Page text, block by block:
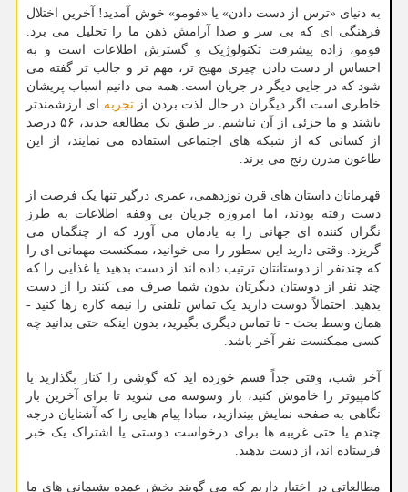
به دنیای «ترس از دست دادن» یا «فومو» خوش آمدید! آخرین اختلال
فرهنگی ای که بی سر و صدا آرامش ذهن ما را تحلیل می برد.
فومو، زاده پیشرفت تکنولوژیک و گسترش اطلاعات است و به
احساس از دست دادن چیزی مهیج تر، مهم تر و جالب تر گفته می
شود که در جایی دیگر در جریان است. همه می دانیم اسباب پریشان
خاطری است اگر دیگران در حال لذت بردن ازتجربه ای ارزشمندتر
باشند و ما جزئی از آن نباشیم. بر طبق یک مطالعه جدید، ۵۶ درصد
از کسانی که از شبکه های اجتماعی استفاده می نمایند، از این
طاعون مدرن رنج می برند.
قهرمانان داستان های قرن نوزدهمی، عمری درگیر تنها یک فرصت از
دست رفته بودند، اما امروزه جریان بی وقفه اطلاعات به طرز
نگران کننده ای جهانی را به یادمان می آورد که از چنگمان می
گریزد. وقتی دارید این سطور را می خوانید، ممکنست مهمانی ای را
که چندنفر از دوستانتان ترتیب داده اند از دست بدهید یا غذایی را که
چند نفر از دوستان دیگرتان بدون شما صرف می کنند را از دست
بدهید. احتمالاً دوست دارید یک تماس تلفنی را نیمه کاره رها کنید -
همان وسط بحث - تا تماس دیگری بگیرید، بدون اینکه حتی بدانید چه
کسی ممکنست نفر آخر باشد.
آخر شب، وقتی جداً قسم خورده اید که گوشی را کنار بگذارید یا
کامپیوتر را خاموش کنید، باز وسوسه می شوید تا برای آخرین بار
نگاهی به صفحه نمایش بیندازید، مبادا پیام هایی را که آشنایان درجه
چندم یا حتی غریبه ها برای درخواست دوستی یا اشتراک یک خبر
فرستاده اند، از دست بدهید.
مطالعاتی در اختیار داریم که می گویند بخش عمده پشیمانی های ما